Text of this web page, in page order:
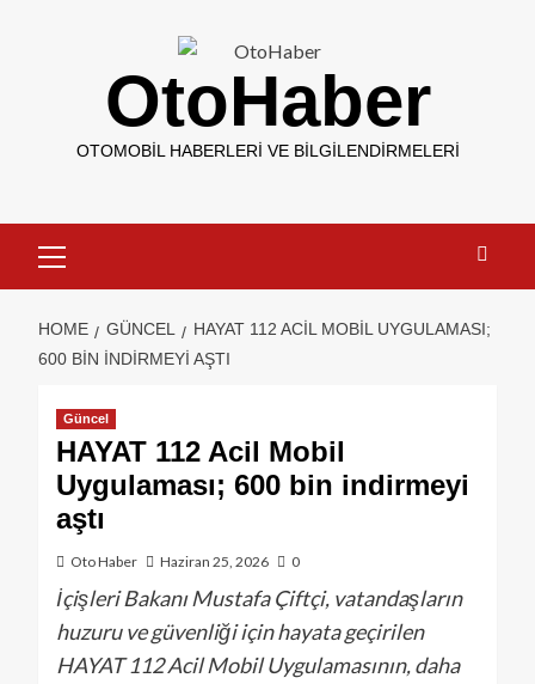
OtoHaber
OTOMOBIL HABERLERI VE BILGILENDIRMELERI
HOME GÜNCEL
HAYAT 112 ACIL MOBIL UYGULAMASI;
600 BIN INDIRMEYI AŞTI
Güncel
HAYAT 112 Acil Mobil
Uygulaması; 600 bin indirmeyi
aştı
Oto Haber Haziran 25, 2026 0
İçişleri Bakanı Mustafa Çiftçi, vatandaşların
huzuru ve güvenliği için hayata geçirilen
HAYAT 112 Acil Mobil Uygulamasının, daha